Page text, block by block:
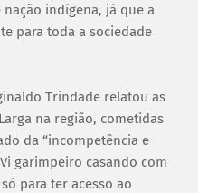
indígena, já que a
para toda a sociedade
Trindade relatou as
na região, cometidas
da “incompetência e
garimpeiro casando com
para ter acesso ao